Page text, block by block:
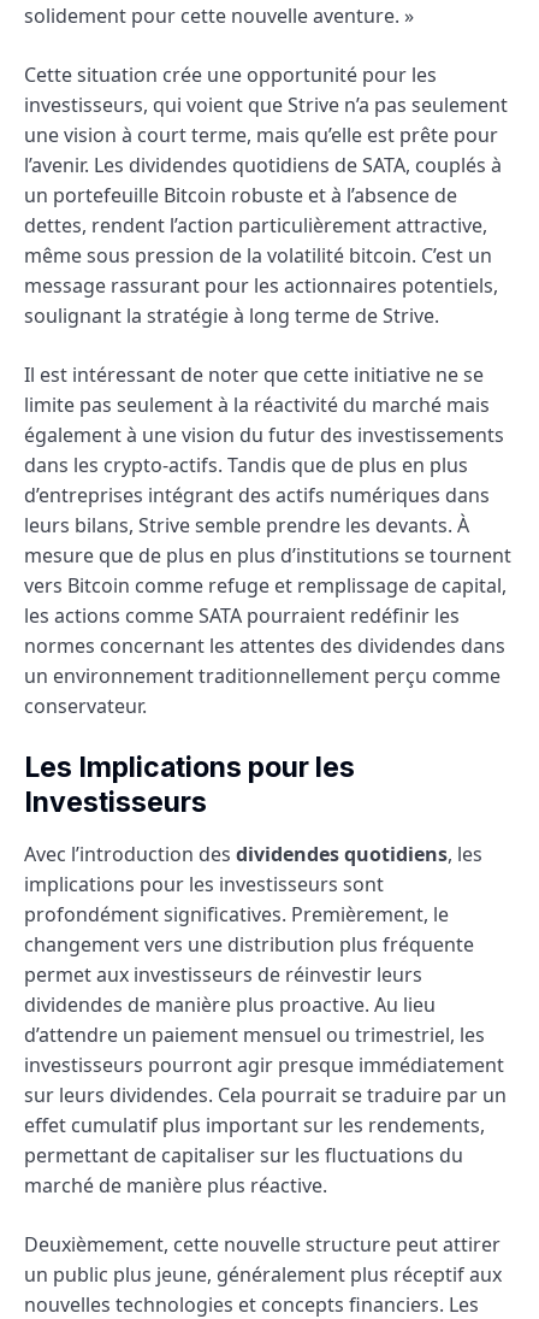
solidement pour cette nouvelle aventure. »
Cette situation crée une opportunité pour les
investisseurs, qui voient que Strive n’a pas seulement
une vision à court terme, mais qu’elle est prête pour
l’avenir. Les dividendes quotidiens de SATA, couplés à
un portefeuille Bitcoin robuste et à l’absence de
dettes, rendent l’action particulièrement attractive,
même sous pression de la volatilité bitcoin. C’est un
message rassurant pour les actionnaires potentiels,
soulignant la stratégie à long terme de Strive.
Il est intéressant de noter que cette initiative ne se
limite pas seulement à la réactivité du marché mais
également à une vision du futur des investissements
dans les crypto-actifs. Tandis que de plus en plus
d’entreprises intégrant des actifs numériques dans
leurs bilans, Strive semble prendre les devants. À
mesure que de plus en plus d’institutions se tournent
vers Bitcoin comme refuge et remplissage de capital,
les actions comme SATA pourraient redéfinir les
normes concernant les attentes des dividendes dans
un environnement traditionnellement perçu comme
conservateur.
Les Implications pour les
Investisseurs
Avec l’introduction des dividendes quotidiens, les
implications pour les investisseurs sont
profondément significatives. Premièrement, le
changement vers une distribution plus fréquente
permet aux investisseurs de réinvestir leurs
dividendes de manière plus proactive. Au lieu
d’attendre un paiement mensuel ou trimestriel, les
investisseurs pourront agir presque immédiatement
sur leurs dividendes. Cela pourrait se traduire par un
effet cumulatif plus important sur les rendements,
permettant de capitaliser sur les fluctuations du
marché de manière plus réactive.
Deuxièmement, cette nouvelle structure peut attirer
un public plus jeune, généralement plus réceptif aux
nouvelles technologies et concepts financiers. Les